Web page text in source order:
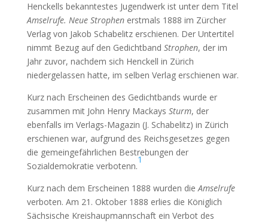
Henckells bekanntestes Jugendwerk ist unter dem Titel
Amselrufe. Neue Strophenerstmals 1888 im Zürcher
Verlag von Jakob Schabelitz erschienen. Der Untertitel
nimmt Bezug auf den Gedichtband Strophen, der im
Jahr zuvor, nachdem sich Henckell in Zürich
niedergelassen hatte, im selben Verlag erschienen war.
Kurz nach Erscheinen des Gedichtbands wurde er
zusammen mit John Henry Mackays Sturm, der
ebenfalls im Verlags-Magazin (J. Schabelitz) in Zürich
erschienen war, aufgrund des Reichsgesetzes gegen
die gemeingefährlichen Bestrebungen der
Sozialdemokratie verbotenn.
1
Kurz nach dem Erscheinen 1888 wurden dieAmselrufe
verboten. Am 21. Oktober 1888 erlies die Königlich
Sächsische Kreishaupmannschaft ein Verbot des